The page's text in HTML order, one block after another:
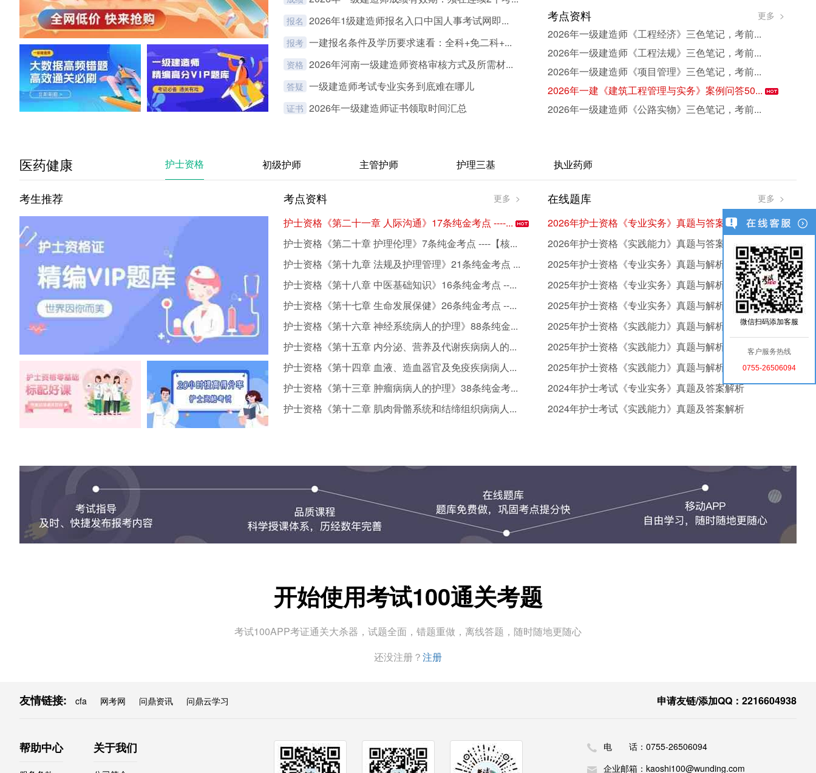
报名 2026年1级建造师报名入口中国人事考试网即...
报考 一建报名条件及学历要求速看：全科+免二科+...
资格 2026年河南一级建造师资格审核方式及所需材...
答疑 一级建造师考试专业实务到底难在哪儿
证书 2026年一级建造师证书领取时间汇总
考点资料 更多 >
2026年一级建造师《工程经济》三色笔记，考前...
2026年一级建造师《工程法规》三色笔记，考前...
2026年一级建造师《项目管理》三色笔记，考前...
2026年一建《建筑工程管理与实务》案例问答50...
2026年一级建造师《公路实物》三色笔记，考前...
医药健康 护士资格 初级护师 主管护师 护理三基 执业药师
考生推荐 考点资料 更多 >
护士资格《第二十一章 人际沟通》17条纯金考点 ----...
护士资格《第二十章 护理伦理》7条纯金考点 ----【核...
护士资格《第十九章 法规及护理管理》21条纯金考点 ...
护士资格《第十八章 中医基础知识》16条纯金考点 --...
护士资格《第十七章 生命发展保健》26条纯金考点 --...
护士资格《第十六章 神经系统病人的护理》88条纯金...
护士资格《第十五章 内分泌、营养及代谢疾病病人的...
护士资格《第十四章 血液、造血器官及免疫疾病病人...
护士资格《第十三章 肿瘤病病人的护理》38条纯金考...
护士资格《第十二章 肌肉骨骼系统和结缔组织病病人...
在线题库 更多 >
2026年护士资格《专业实务》真题与答案
2026年护士资格《实践能力》真题与答案
2025年护士资格《专业实务》真题与解析（卷一）
2025年护士资格《专业实务》真题与解析（卷三）
2025年护士资格《专业实务》真题与解析（卷二）
2025年护士资格《实践能力》真题与解析（卷一）
2025年护士资格《实践能力》真题与解析（卷三）
2025年护士资格《实践能力》真题与解析（卷二）
2024年护士考试《专业实务》真题及答案解析
2024年护士考试《实践能力》真题及答案解析
微信扫码添加客服
客户服务热线
0755-26506094
开始使用考试100通关考题
考试100APP考证通关大杀器，试题全面，错题重做，离线答题，随时随地更随心
还没注册？注册
友情链接: cfa 网考网 问鼎资讯 问鼎云学习 申请友链/添加QQ：2216604938
帮助中心 关于我们
电 话：0755-26506094
企业邮箱：kaoshi100@wunding.com